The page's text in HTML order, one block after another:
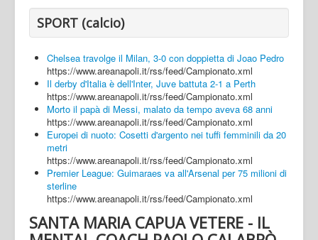
SPORT (calcio)
Chelsea travolge il Milan, 3-0 con doppietta di Joao Pedro
https://www.areanapoli.it/rss/feed/Campionato.xml
Il derby d'Italia è dell'Inter, Juve battuta 2-1 a Perth
https://www.areanapoli.it/rss/feed/Campionato.xml
Morto il papà di Messi, malato da tempo aveva 68 anni
https://www.areanapoli.it/rss/feed/Campionato.xml
Europei di nuoto: Cosetti d'argento nei tuffi femminili da 20
metri
https://www.areanapoli.it/rss/feed/Campionato.xml
Premier League: Guimaraes va all'Arsenal per 75 milioni di
sterline
https://www.areanapoli.it/rss/feed/Campionato.xml
SANTA MARIA CAPUA VETERE - IL